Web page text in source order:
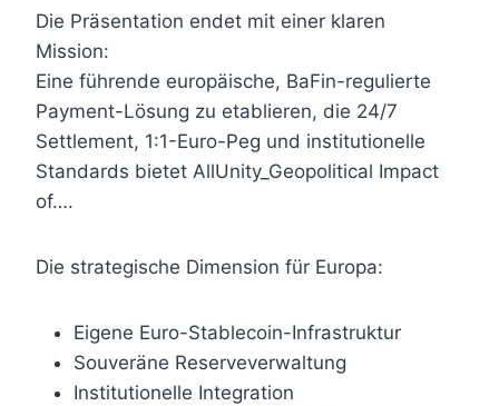
Die Präsentation endet mit einer klaren
Mission:
Eine führende europäische, BaFin-regulierte
Payment-Lösung zu etablieren, die 24/7
Settlement, 1:1-Euro-Peg und institutionelle
Standards bietet AllUnity_Geopolitical Impact
of….
Die strategische Dimension für Europa:
Eigene Euro-Stablecoin-Infrastruktur
Souveräne Reserveverwaltung
Institutionelle Integration